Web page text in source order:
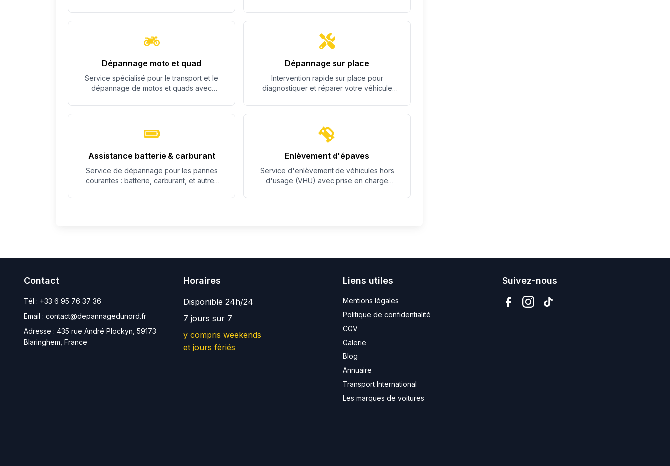
Dépannage moto et quad
Service spécialisé pour le transport et le
dépannage de motos et quads avec
Dépannage sur place
Intervention rapide sur place pour
diagnostiquer et réparer votre véhicule
Assistance batterie & carburant
Service de dépannage pour les pannes
courantes : batterie, carburant, et autres
Enlèvement d'épaves
Service d'enlèvement de véhicules hors
d'usage (VHU) avec prise en charge
Contact
Tél : +33 6 95 76 37 36
Email : contact@depannagedunord.fr
Adresse : 435 rue André Plockyn, 59173
Blaringhem, France
Horaires
Disponible 24h/24
7 jours sur 7
y compris weekends
et jours fériés
Liens utiles
Mentions légales
Politique de confidentialité
CGV
Galerie
Blog
Annuaire
Transport International
Les marques de voitures
Suivez-nous